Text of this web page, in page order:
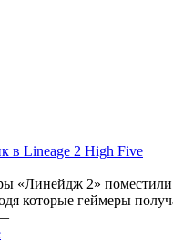
в Lineage 2 High Five
«Линейдж 2»
которые геймеры